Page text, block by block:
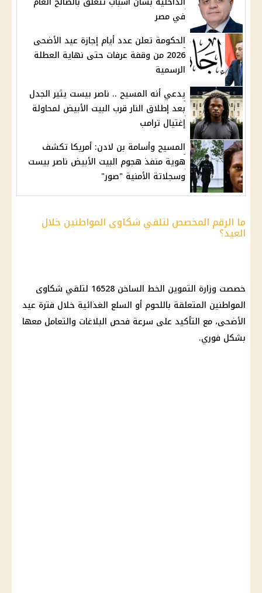
في مصر
الحكومة تعلن عدد أيام إجازة عيد الأضحى
2026 من وقفة عرفات حتى نهاية العطلة
الرسمية
يدعي أنه المسيح .. ناصر بيست يثير الجدل
بعد إطلاق النار قرب البيت الأبيض لمحاولة
إغتيال ترامب
المسيح وأسامة بن لادن: أمريكا تكشف
هوية منفذ هجوم البيت الأبيض ناصر بيست
وسجلاتة الأمنية "صور"
ما الرقم المخصص لتلقي شكاوى المواطنين خلال
العيد؟
خصصت وزارة التموين الخط الساخن 16528 لتلقي شكاوى
المواطنين المتعلقة باللحوم أو السلع الغذائية خلال فترة عيد
الأضحى، مع التأكيد على سرعة فحص البلاغات والتعامل معها
بشكل فوري.